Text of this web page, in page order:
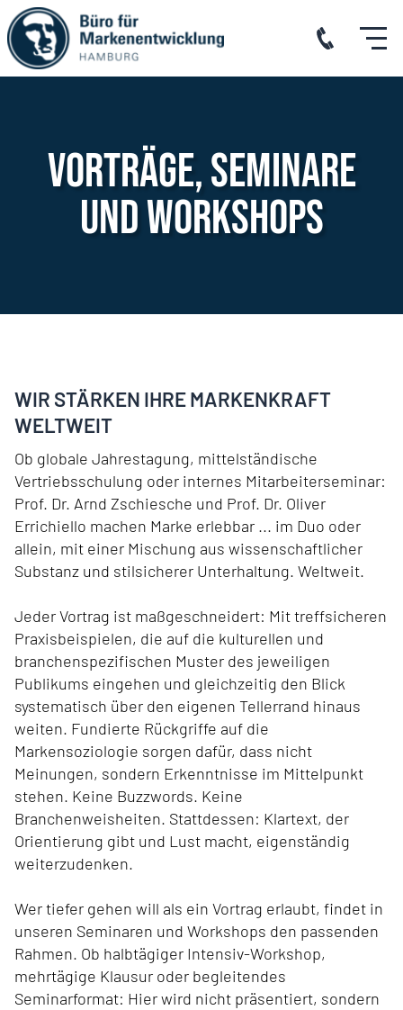
Vorträge, Seminare
und Workshops
WIR STÄRKEN IHRE MARKENKRAFT
WELTWEIT
Ob globale Jahrestagung, mittelständische
Vertriebsschulung oder internes Mitarbeiterseminar:
Prof. Dr. Arnd Zschiesche und Prof. Dr. Oliver
Errichiello machen Marke erlebbar ... im Duo oder
allein, mit einer Mischung aus wissenschaftlicher
Substanz und stilsicherer Unterhaltung. Weltweit.
Jeder Vortrag ist maßgeschneidert: Mit treffsicheren
Praxisbeispielen, die auf die kulturellen und
branchenspezifischen Muster des jeweiligen
Publikums eingehen und gleichzeitig den Blick
systematisch über den eigenen Tellerrand hinaus
weiten. Fundierte Rückgriffe auf die
Markensoziologie sorgen dafür, dass nicht
Meinungen, sondern Erkenntnisse im Mittelpunkt
stehen. Keine Buzzwords. Keine
Branchenweisheiten. Stattdessen: Klartext, der
Orientierung gibt und Lust macht, eigenständig
weiterzudenken.
Wer tiefer gehen will als ein Vortrag erlaubt, findet in
unseren Seminaren und Workshops den passenden
Rahmen. Ob halbtägiger Intensiv-Workshop,
mehrtägige Klausur oder begleitendes
Seminarformat: Hier wird nicht präsentiert, sondern